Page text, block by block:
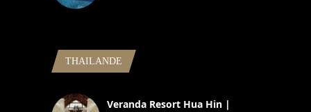
THAILANDE
Veranda Resort Hua Hin |